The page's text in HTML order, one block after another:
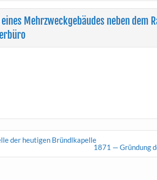
Mehrzweckgebäudes neben dem
der heutigen Bründlkapelle
1871 — Gründung